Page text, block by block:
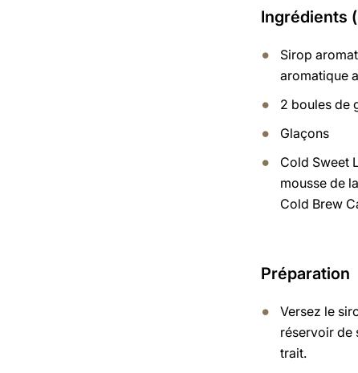
Ingrédients
Sirop
aromatique
2 boules de
Glaçons
Cold Sweet
mousse de
Cold Brew
Préparation
Versez le
réservoir de
trait.